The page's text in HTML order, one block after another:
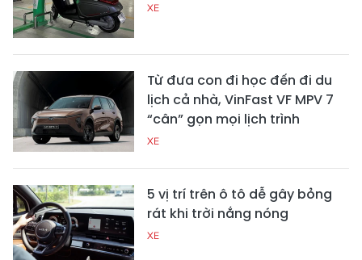
XE
Từ đưa con đi học đến đi du
lịch cả nhà, VinFast VF MPV 7
“cân” gọn mọi lịch trình
XE
5 vị trí trên ô tô dễ gây bỏng
rát khi trời nắng nóng
XE